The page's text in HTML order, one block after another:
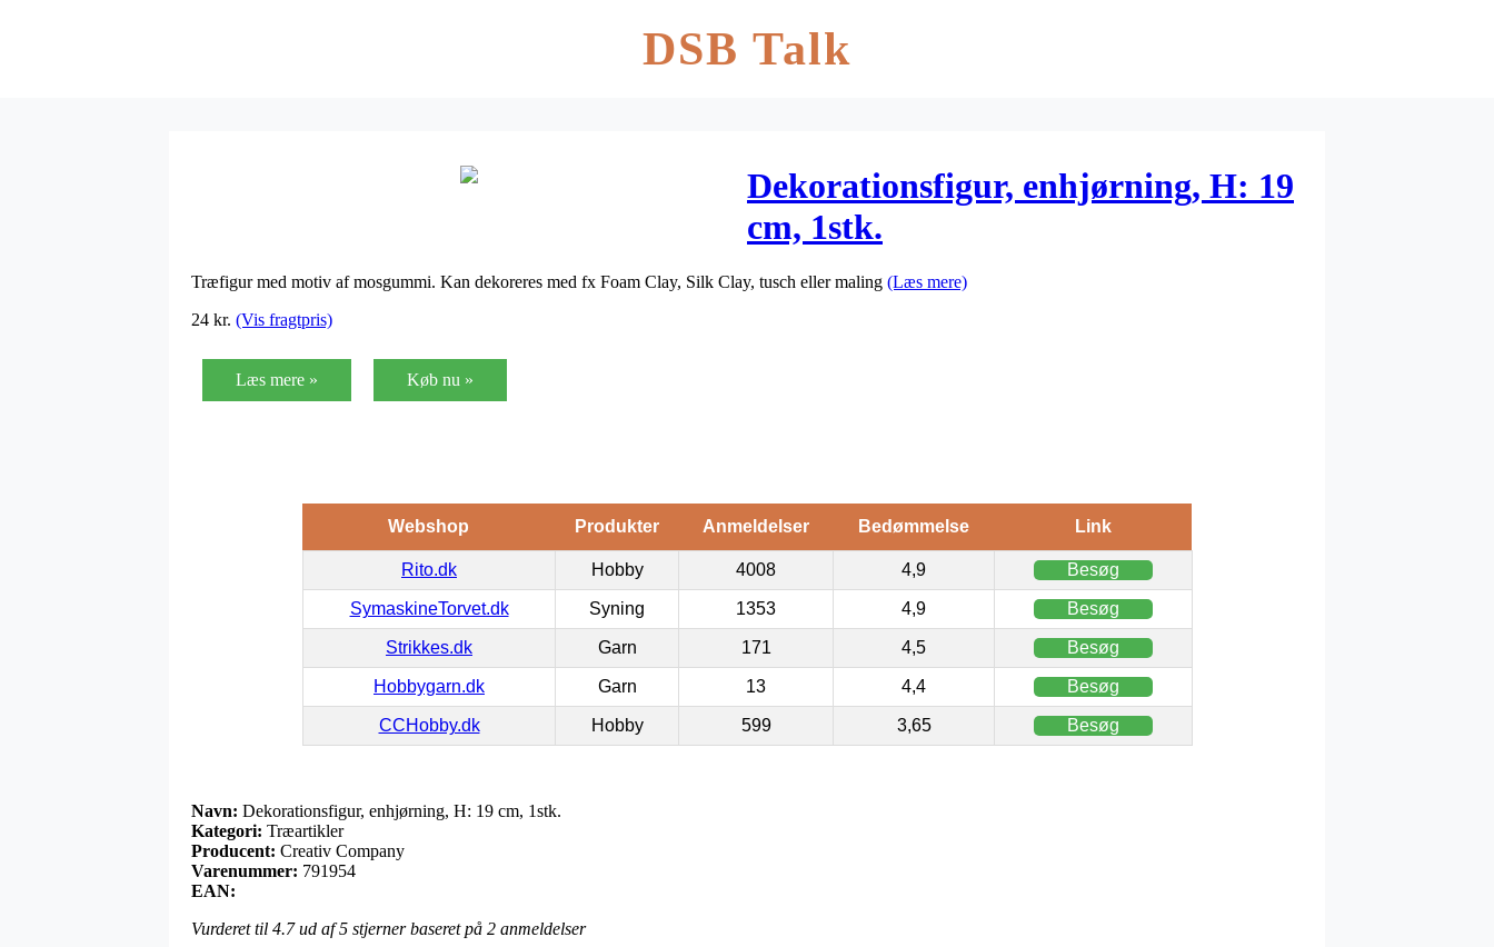
DSB Talk
Dekorationsfigur, enhjørning, H: 19
cm, 1stk.
Træfigur med motiv af mosgummi. Kan dekoreres med fx Foam Clay, Silk Clay, tusch eller maling (Læs mere)
24 kr. (Vis fragtpris)
Læs mere » Køb nu »
Webshop Produkter Anmeldelser Bedømmelse Link
Rito.dk Hobby 4008 4,9 Besøg
SymaskineTorvet.dk Syning 1353 4,9 Besøg
Strikkes.dk Garn 171 4,5 Besøg
Hobbygarn.dk Garn 13 4,4 Besøg
CCHobby.dk Hobby 599 3,65 Besøg
Navn: Dekorationsfigur, enhjørning, H: 19 cm, 1stk.
Kategori: Træartikler
Producent: Creativ Company
Varenummer: 791954
EAN:
Vurderet til 4.7ud af 5 stjerner baseret på 2 anmeldelser